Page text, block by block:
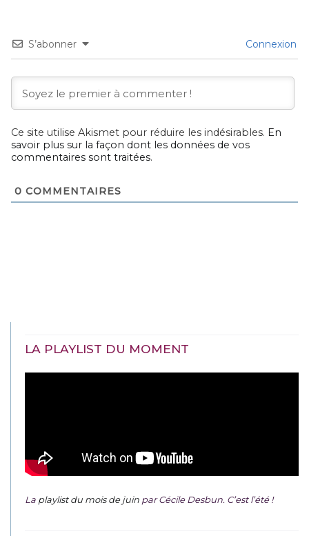
S’abonner Connexion
Ce site utilise Akismet pour réduire les indésirables. En
savoir plus sur la façon dont les données de vos
commentaires sont traitées.
0 COMMENTAIRES
LA PLAYLIST DU MOMENT
La playlist du mois de juin par Cécile Desbun. C’est l’été !